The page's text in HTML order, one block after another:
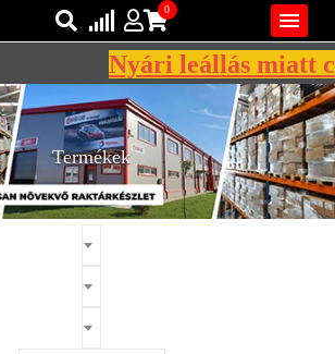

Bejelentkezés
Regisztráció
0
AZ ÖN KOSARA ÜRES
Nyári leállás miatt
Termékek